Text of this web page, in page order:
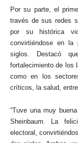
Por su parte, el
través de sus redes
por su histórica
convirtiéndose en la
siglos. Destacó
fortalecimiento de los
como en los
críticos, la salud,
“Tuve una muy
Sheinbaum. La
electoral,